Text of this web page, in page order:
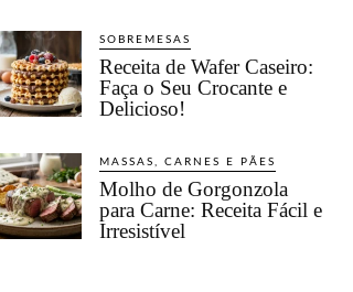
SOBREMESAS
Receita de Wafer Caseiro:
Faça o Seu Crocante e
Delicioso!
MASSAS, CARNES E PÃES
Molho de Gorgonzola
para Carne: Receita Fácil e
Irresistível